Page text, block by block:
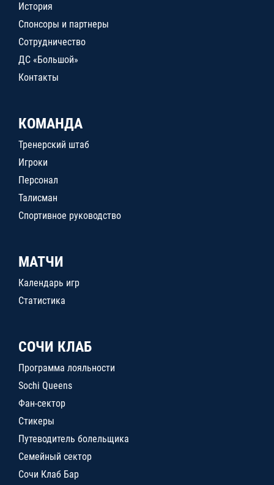
История
Спонсоры и партнеры
Сотрудничество
ДС «Большой»
Контакты
КОМАНДА
Тренерский штаб
Игроки
Персонал
Талисман
Спортивное руководство
МАТЧИ
Календарь игр
Статистика
СОЧИ КЛАБ
Программа лояльности
Sochi Queens
Фан-сектор
Стикеры
Путеводитель болельщика
Семейный сектор
Сочи Клаб Бар